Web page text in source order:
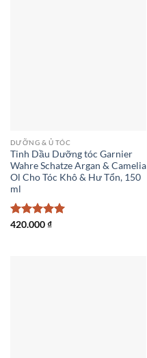
DƯỠNG & Ủ TÓC
Tinh Dầu Dưỡng tóc Garnier
Wahre Schatze Argan & Camelia
Ol Cho Tóc Khô & Hư Tổn, 150
ml
Được xếp
420.000₫